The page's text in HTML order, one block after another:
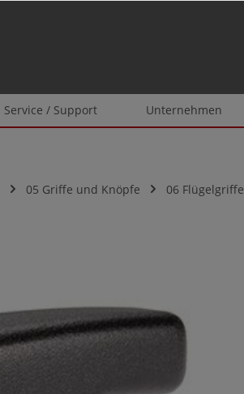
Service / Support Unternehmen
05 Griffe und Knöpfe 06 Flügelgriffe